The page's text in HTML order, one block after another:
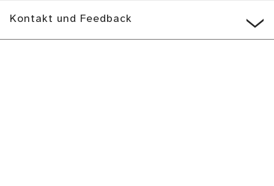
Kontakt und Feedback